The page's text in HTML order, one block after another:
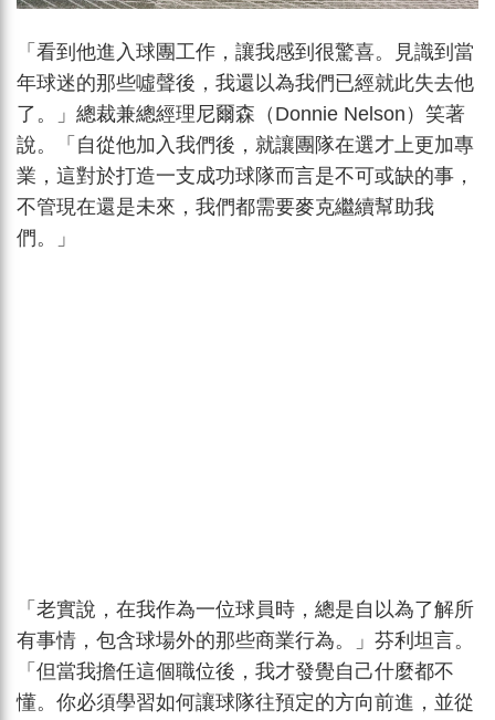
「看到他進入球團工作，讓我感到很驚喜。見識到當
年球迷的那些噓聲後，我還以為我們已經就此失去他
了。」總裁兼總經理尼爾森（Donnie Nelson）笑著
說。「自從他加入我們後，就讓團隊在選才上更加專
業，這對於打造一支成功球隊而言是不可或缺的事，
不管現在還是未來，我們都需要麥克繼續幫助我
們。」
「老實說，在我作為一位球員時，總是自以為了解所
有事情，包含球場外的那些商業行為。」芬利坦言。
「但當我擔任這個職位後，我才發覺自己什麼都不
懂。你必須學習如何讓球隊往預定的方向前進，並從